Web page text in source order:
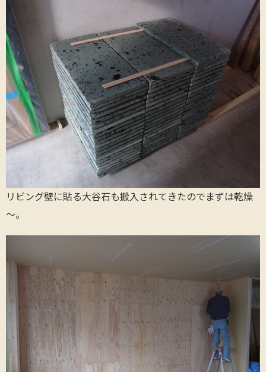
リビング壁に貼る大谷石も搬入されてきたのでまずは乾燥
～。